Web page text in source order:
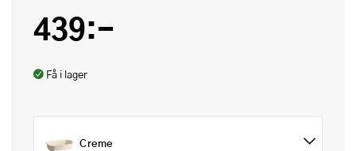
439:-
Få i lager
Creme